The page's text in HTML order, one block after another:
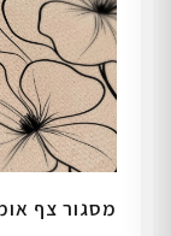
מסגור צף